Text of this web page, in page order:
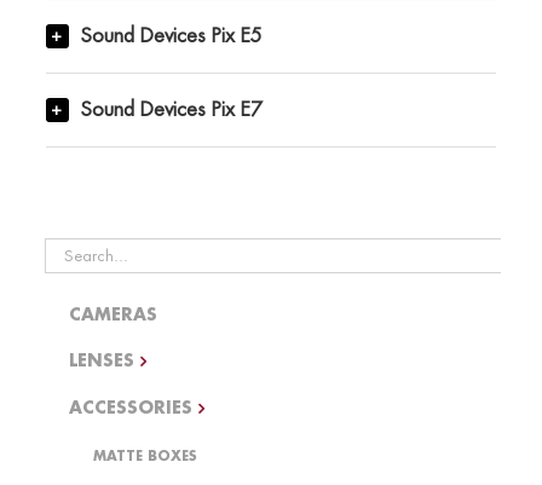
Sound Devices Pix E5
Sound Devices Pix E7
Search
for:
CAMERAS
LENSES
ACCESSORIES
MATTE BOXES